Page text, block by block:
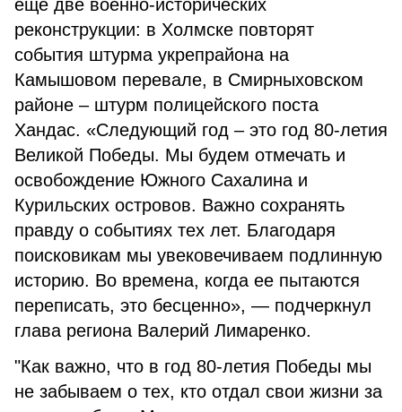
еще две военно-исторических
реконструкции: в Холмске повторят
события штурма укрепрайона на
Камышовом перевале, в Смирныховском
районе – штурм полицейского поста
Хандас. «Следующий год – это год 80-летия
Великой Победы. Мы будем отмечать и
освобождение Южного Сахалина и
Курильских островов. Важно сохранять
правду о событиях тех лет. Благодаря
поисковикам мы увековечиваем подлинную
историю. Во времена, когда ее пытаются
переписать, это бесценно», — подчеркнул
глава региона Валерий Лимаренко.
"Как важно, что в год 80-летия Победы мы
не забываем о тех, кто отдал свои жизни за